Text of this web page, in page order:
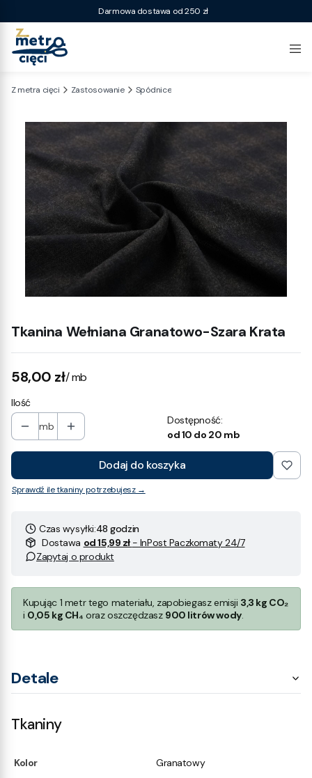
Darmowa dostawa od 250 zł
Z metra cięci Zastosowanie Spódnice
Tkanina Wełniana Granatowo-Szara Krata
Cena
58,00 zł/ mb
Ilość
mb
Dostępność:
od 10 do 20 mb
Dodaj do koszyka
Sprawdź ile tkaniny potrzebujesz →
Czas wysyłki:48 godzin
Dostawa od 15,99 zł - InPost Paczkomaty 24/7
Zapytaj o produkt
Kupując 1 metr tego materiału, zapobiegasz emisji 3,3 kg CO₂
i 0,05 kg CH₄ oraz oszczędzasz 900 litrów wody.
Detale
Tkaniny
Kolor
Granatowy